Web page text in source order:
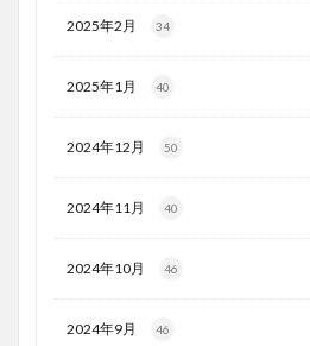
2025年2月 34
2025年1月 40
2024年12月 50
2024年11月 40
2024年10月 46
2024年9月 46